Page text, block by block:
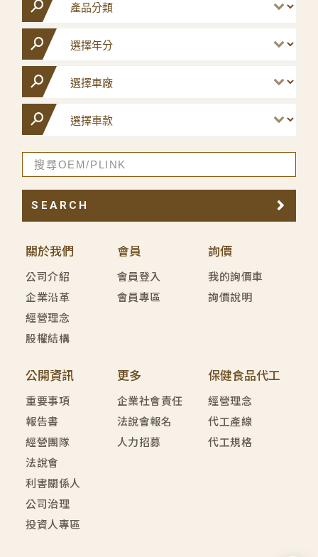
關於我們
公司介紹
企業沿革
經營理念
股權結構
會員
會員登入
會員專區
詢價
我的詢價車
詢價說明
公開資訊
重要事項
報告書
經營團隊
法說會
利害關係人
公司治理
投資人專區
更多
企業社會責任
法說會報名
人力招募
保健食品代工
經營理念
代工產線
代工規格
SEARCH